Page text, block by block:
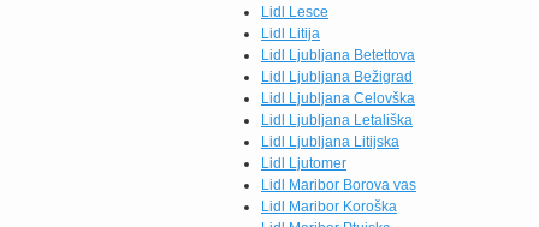
Lidl Lesce
Lidl Litija
Lidl Ljubljana Betettova
Lidl Ljubljana Bežigrad
Lidl Ljubljana Celovška
Lidl Ljubljana Letališka
Lidl Ljubljana Litijska
Lidl Ljutomer
Lidl Maribor Borova vas
Lidl Maribor Koroška